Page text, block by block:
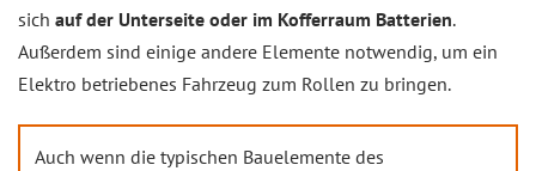
sich auf der Unterseite oder im Kofferraum Batterien.
Außerdem sind einige andere Elemente notwendig, um ein
Elektro betriebenes Fahrzeug zum Rollen zu bringen.
Auch wenn die typischen Bauelemente des